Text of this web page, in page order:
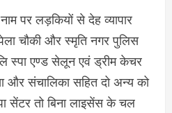
पर लड़कियों से देह व्यापार
चौकी और स्मृति नगर पुलिस
स्पा एण्ड सेलून एवं ड्रीम केचर
और संचालिका सहित दो अन्य को
सेंटर तो बिना लाइसेंस के चल